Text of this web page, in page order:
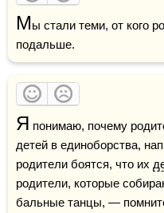
Мы стали теми, от кого
подальше.
Я понимаю, почему
детей в единоборства,
родители боятся, что их
родители, которые
бальные танцы, —